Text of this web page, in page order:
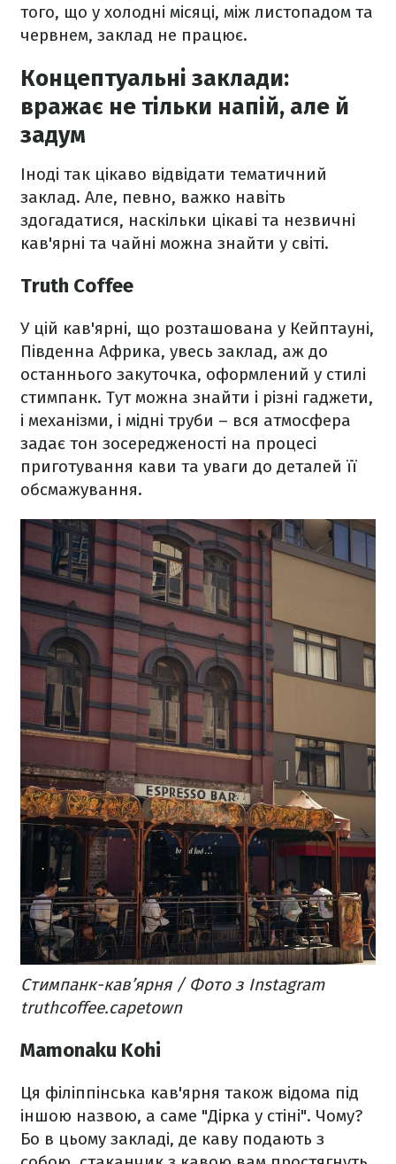
того, що у холодні місяці, між листопадом та
червнем, заклад не працює.
Концептуальні заклади:
вражає не тільки напій, але й
задум
Іноді так цікаво відвідати тематичний
заклад. Але, певно, важко навіть
здогадатися, наскільки цікаві та незвичні
кав'ярні та чайні можна знайти у світі.
Truth Coffee
У цій кав'ярні, що розташована у Кейптауні,
Південна Африка, увесь заклад, аж до
останнього закуточка, оформлений у стилі
стимпанк. Тут можна знайти і різні гаджети,
і механізми, і мідні труби – вся атмосфера
задає тон зосередженості на процесі
приготування кави та уваги до деталей її
обсмажування.
Стимпанк-кав’ярня / Фото з Instagram
truthcoffee.capetown
Mamonaku Kohi
Ця філіппінська кав'ярня також відома під
іншою назвою, а саме "Дірка у стіні". Чому?
Бо в цьому закладі, де каву подають з